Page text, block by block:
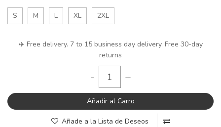
S M L XL 2XL
✈️ Free delivery. 7 to 15 business day delivery. Free 30-day
returns
- +
Añadir al Carro
Añade a la Lista de Deseos